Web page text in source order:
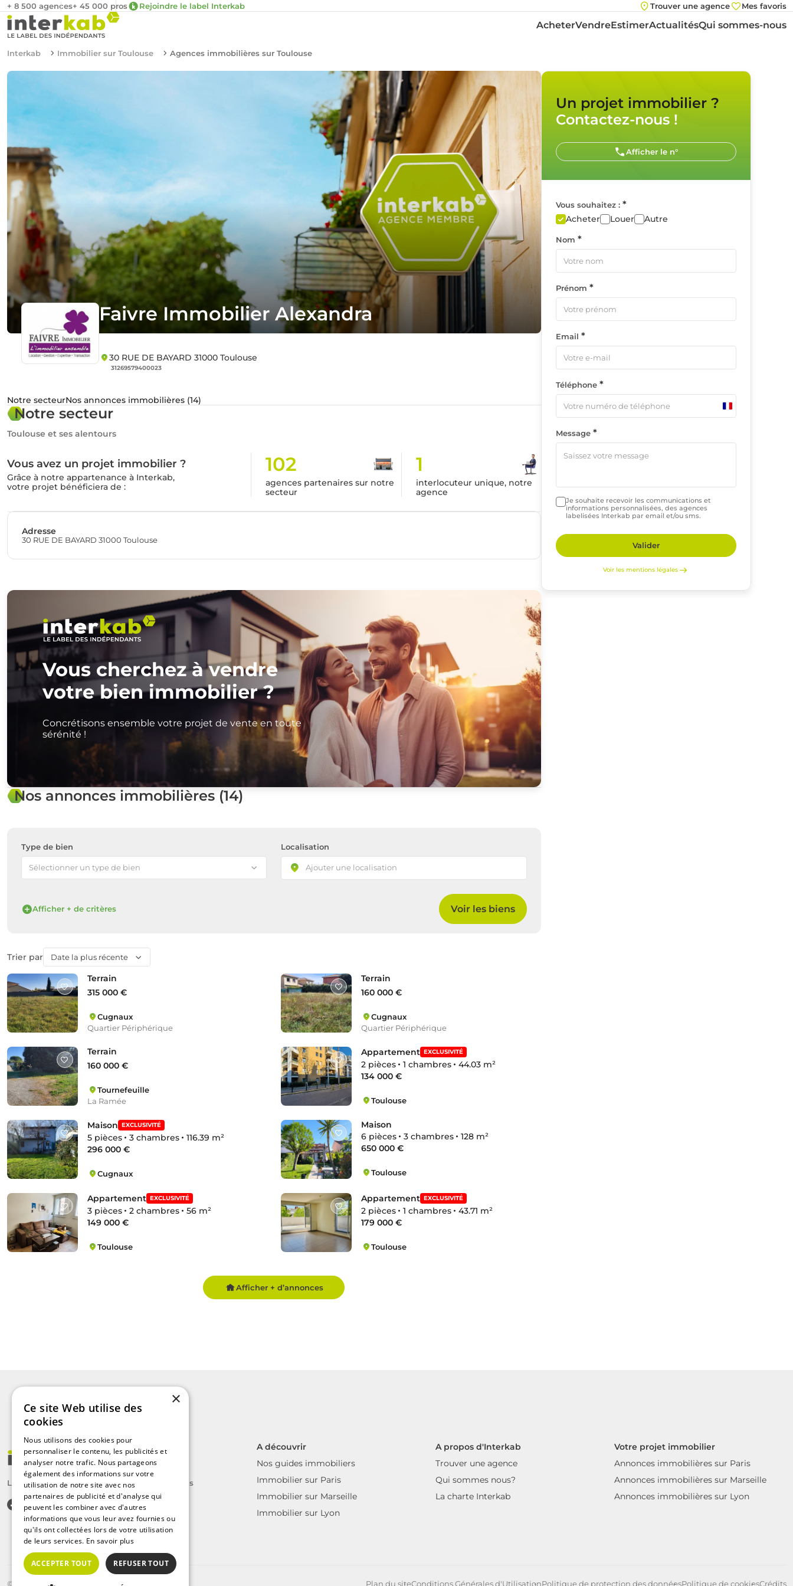
+ 8 500 agences+ 45 000 pros Rejoindre le label Interkab Trouver une agence Mes favoris
AcheterVendreEstimerActualitésQui sommes-nous
Interkab Immobilier sur Toulouse Agences immobilières sur Toulouse
Faivre Immobilier Alexandra
30 RUE DE BAYARD 31000 Toulouse
31269579400023
Notre secteurNos annonces immobilières (14)
Notre secteur
Toulouse et ses alentours
Vous avez un projet immobilier ?
Grâce à notre appartenance à Interkab,
votre projet bénéficiera de :
102
agences partenaires sur notre
secteur
1
interlocuteur unique, notre
agence
Adresse
30 RUE DE BAYARD 31000 Toulouse
Vous cherchez à vendre
votre bien immobilier ?
Concrétisons ensemble votre projet de vente en toute
sérénité !
Nos annonces immobilières (14)
Type de bien
Sélectionner un type de bien
Localisation
Afficher + de critères Voir les biens
Trier par Date la plus récente
Terrain
315 000 €
Cugnaux
Quartier Périphérique
Terrain
160 000 €
Cugnaux
Quartier Périphérique
Terrain
160 000 €
Tournefeuille
La Ramée
Appartement EXCLUSIVITÉ
2 pièces 1 chambres
44.03 m²
134 000 €
Toulouse
Maison EXCLUSIVITÉ
5 pièces 3 chambres
116.39 m²
296 000 €
Cugnaux
Maison
6 pièces
3 chambres
128 m²
650 000 €
Toulouse
Appartement EXCLUSIVITÉ
3 pièces 2 chambres
56 m²
149 000 €
Toulouse
Appartement EXCLUSIVITÉ
2 pièces 1 chambres
43.71 m²
179 000 €
Toulouse
Afficher + d’annonces
Un projet immobilier ?
Contactez-nous !
Afficher le n°
Vous souhaitez : *
Acheter Louer Autre
Nom *
Prénom *
Email *
Téléphone *
France
+33
Message *
Je souhaite recevoir les communications et
informations personnalisées, des agences
labelisées Interkab par email et/ou sms.
Valider
Voir les mentions légales
Le label des agents immobiliers indépendants
A découvrir
Nos guides immobiliers
Immobilier sur Paris
Immobilier sur Marseille
Immobilier sur Lyon
A propos d'Interkab
Trouver une agence
Qui sommes nous?
La charte Interkab
Votre projet immobilier
Annonces immobilières sur Paris
Annonces immobilières sur Marseille
Annonces immobilières sur Lyon
©2025 | Tous droits réservés Plan du siteConditions Générales d'UtilisationPolitique de protection des donnéesPolitique de cookiesCrédits
×
Ce site Web utilise des
cookies
Nous utilisons des cookies pour
personnaliser le contenu, les publicités et
analyser notre trafic. Nous partageons
également des informations sur votre
utilisation de notre site avec nos
partenaires de publicité et d'analyse qui
peuvent les combiner avec d'autres
informations que vous leur avez fournies ou
qu'ils ont collectées lors de votre utilisation
de leurs services. En savoir plus
ACCEPTER TOUT REFUSER TOUT